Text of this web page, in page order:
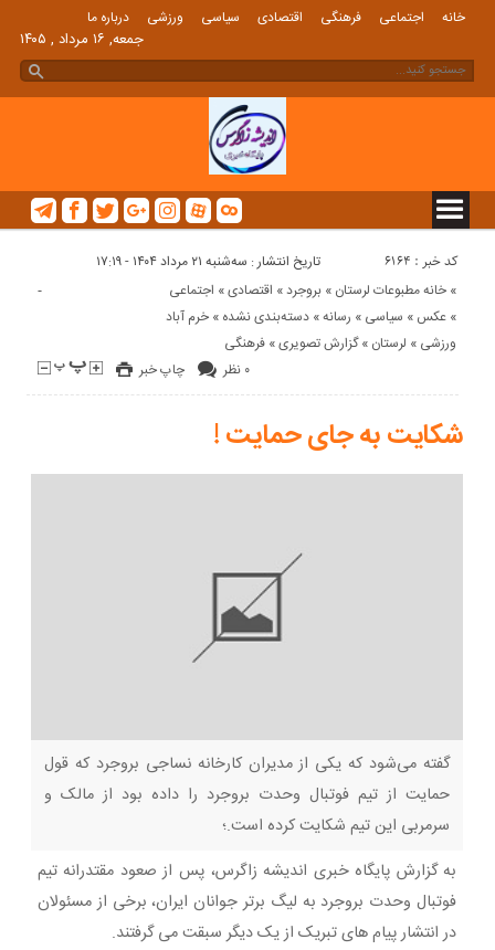
خانه اجتماعی فرهنگی اقتصادی سیاسی ورزشی درباره ما
جمعه, ۱۶ مرداد , ۱۴۰۵
کد خبر : 6164 تاریخ انتشار : سه‌شنبه ۲۱ مرداد ۱۴۰۴ - ۱۷:۱۹
چاپ خبر ۰ نظر
اجتماعی «اقتصادی «بروجرد « خانه مطبوعات لرستان «
خرم آباد « دسته‌بندی نشده «رسانه « سیاسی « عکس «
فرهنگی «گزارش تصویری « لرستان « ورزشی
-
شکایت به جای حمایت !
گفته می‌شود که یکی از مدیران کارخانه نساجی بروجرد که قول
حمایت از تیم فوتبال وحدت بروجرد را داده بود از مالک و
سرمربی این تیم شکایت کرده است.؛
به گزارش پایگاه خبری اندیشه زاگرس، پس از صعود مقتدرانه تیم
فوتبال وحدت بروجرد به لیگ برتر جوانان ایران، برخی از مسئولان
در انتشار پیام های تبریک از یک دیگر سبقت می گرفتند.